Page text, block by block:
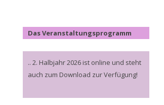
Das Veranstaltungsprogramm
.. 2. Halbjahr 2026 ist online und steht
auch zum Download zur Verfügung!